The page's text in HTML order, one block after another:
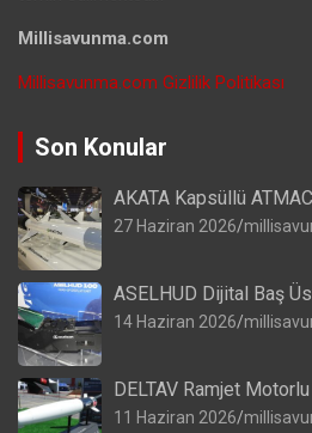
Millisavunma.com
Millisavunma.com Gizlilik Politikası
Son Konular
AKATA Kapsüllü
27 Haziran 2026
ASELHUD Dijital Baş
14 Haziran 2026
DELTAV Ramjet
11 Haziran 2026